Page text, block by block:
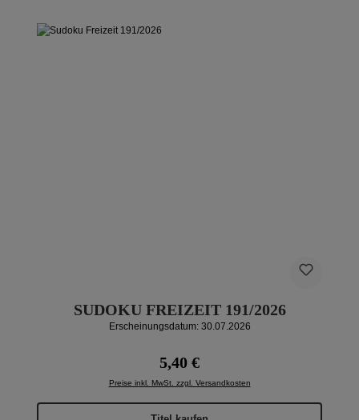
SUDOKU FREIZEIT 191/2026
Erscheinungsdatum: 30.07.2026
Regulärer Preis:
5,40 €
Preise inkl. MwSt. zzgl. Versandkosten